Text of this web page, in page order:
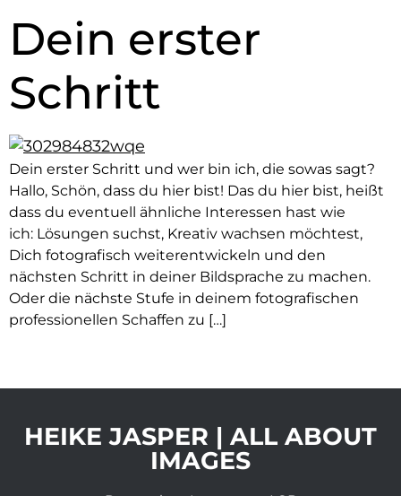
Dein erster
Schritt
Dein erster Schritt und wer bin ich, die sowas sagt?
Hallo, Schön, dass du hier bist! Das du hier bist, heißt
dass du eventuell ähnliche Interessen hast wie
ich: Lösungen suchst, Kreativ wachsen möchtest,
Dich fotografisch weiterentwickeln und den
nächsten Schritt in deiner Bildsprache zu machen.
Oder die nächste Stufe in deinem fotografischen
professionellen Schaffen zu […]
HEIKE JASPER | ALL ABOUT
IMAGES